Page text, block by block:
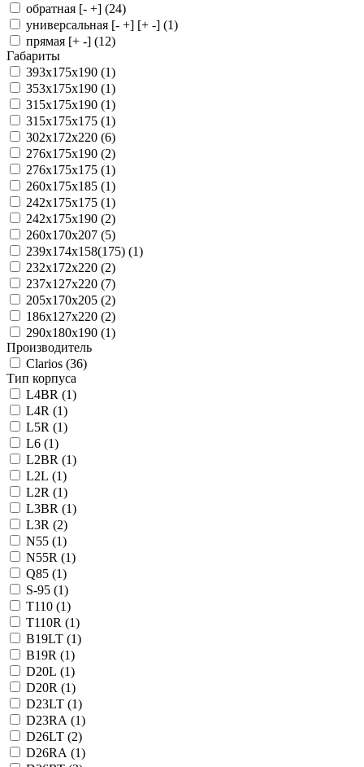
обратная [- +] (24)
универсальная [- +] [+ -] (1)
прямая [+ -] (12)
Габариты
393x175x190 (1)
353x175x190 (1)
315x175x190 (1)
315x175x175 (1)
302x172x220 (6)
276x175x190 (2)
276x175x175 (1)
260x175x185 (1)
242x175x175 (1)
242x175x190 (2)
260x170x207 (5)
239x174x158(175) (1)
232x172x220 (2)
237x127x220 (7)
205x170x205 (2)
186x127x220 (2)
290х180х190 (1)
Производитель
Clarios (36)
Тип корпуса
L4BR (1)
L4R (1)
L5R (1)
L6 (1)
L2BR (1)
L2L (1)
L2R (1)
L3BR (1)
L3R (2)
N55 (1)
N55R (1)
Q85 (1)
S-95 (1)
T110 (1)
T110R (1)
B19LT (1)
B19R (1)
D20L (1)
D20R (1)
D23LT (1)
D23RA (1)
D26LT (2)
D26RA (1)